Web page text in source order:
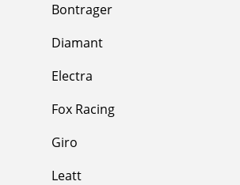
Bontrager
Diamant
Electra
Fox Racing
Giro
Leatt